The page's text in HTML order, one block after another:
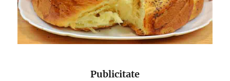
Publicitate